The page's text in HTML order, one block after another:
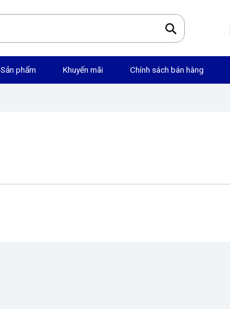
Sản phẩm Khuyến mãi Chính sách bán hàng